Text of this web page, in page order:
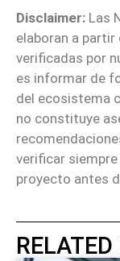
Disclaimer: Las
elaboran a
verificadas por
es informar de
del ecosistema
no constituye
verificar
proyecto antes